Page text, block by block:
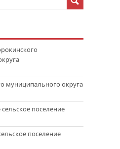
муниципального округа
поселение
поселение